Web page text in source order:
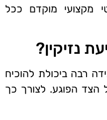
מקצועי מוקדם ככל
נזיקין?
רבה ביכולת להוכיח
הצד הפוגע. לצורך כך